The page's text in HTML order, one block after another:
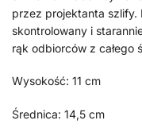
przez projektanta szlify.
skontrolowany i
rąk odbiorców z całego
Wysokość: 11 cm
Średnica: 14,5 cm